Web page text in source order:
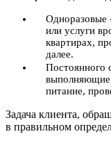
Одноразовые
или услуги
квартирах,
далее.
Постоянного
выполняющие
питание,
Задача клиента,
в правильном